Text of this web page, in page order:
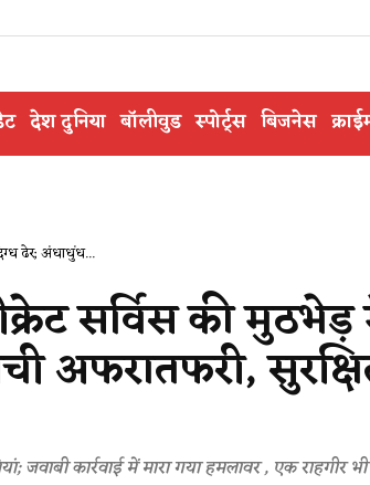
देश दुनिया बॉलीवुड स्पोर्ट्स बिजनेस
ढेर; अंधाधुंध...
सर्विस की
अफरातफरी, सुरक्षित
जवाबी कार्रवाई में मारा गया हमलावर , एक राहगीर